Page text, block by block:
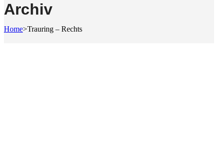
Archiv
Home>Trauring – Rechts